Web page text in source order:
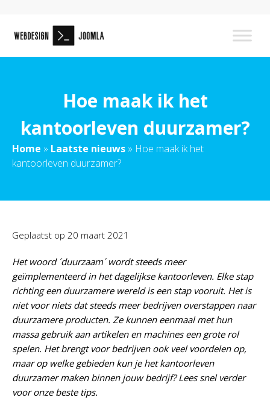
Hoe maak ik het
kantoorleven duurzamer?
Home » Laatste nieuws » Hoe maak ik het
kantoorleven duurzamer?
Geplaatst op 20 maart 2021
Het woord ´duurzaam´ wordt steeds meer
geïmplementeerd in het dagelijkse kantoorleven. Elke stap
richting een duurzamere wereld is een stap vooruit. Het is
niet voor niets dat steeds meer bedrijven overstappen naar
duurzamere producten. Ze kunnen eenmaal met hun
massa gebruik aan artikelen en machines een grote rol
spelen. Het brengt voor bedrijven ook veel voordelen op,
maar op welke gebieden kun je het kantoorleven
duurzamer maken binnen jouw bedrijf? Lees snel verder
voor onze beste tips.